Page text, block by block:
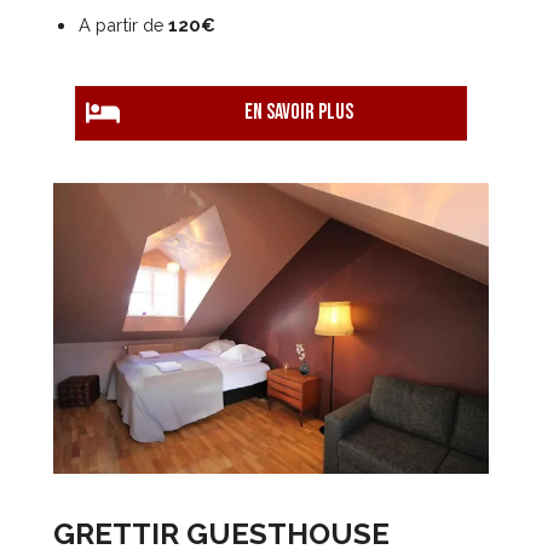
A partir de 120€
EN savoir plus
GRETTIR GUESTHOUSE